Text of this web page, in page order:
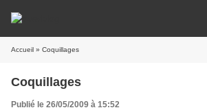
Accueil » Coquillages
Coquillages
Publié le 26/05/2009 à 15:52